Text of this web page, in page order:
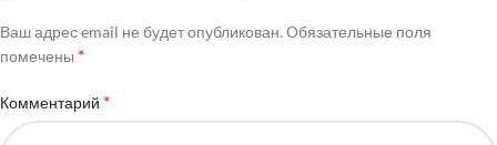
Ваш адрес email не будет опубликован. Обязательные поля
помечены *
Комментарий *